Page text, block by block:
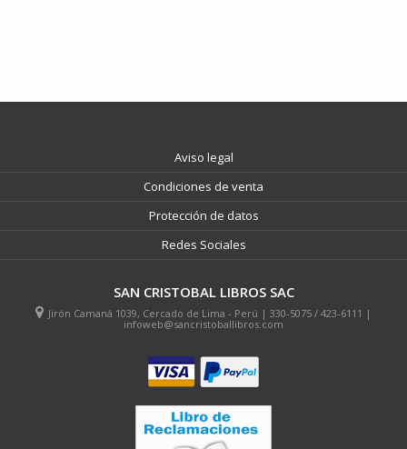
Aviso legal
Condiciones de venta
Protección de datos
Redes Sociales
SAN CRISTOBAL LIBROS SAC
Jirón Camaná 1039, Cercado de Lima - Perú | 330-5075 / 423-6111 |
infoweb@sancristoballibros.com